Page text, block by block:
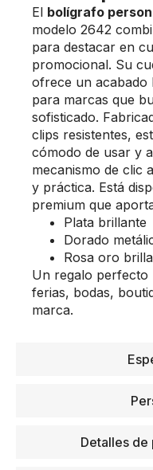
Detalles
El bolígrafo
modelo 2642
para destacar en
promocional. Su
ofrece un acabado
para marcas que
sofisticado.
clips resistentes,
cómodo de usar y
mecanismo de clic
y práctica. Está
premium que
Plata brillante
Dorado
Rosa oro
Un regalo perfecto
ferias, bodas,
marca.